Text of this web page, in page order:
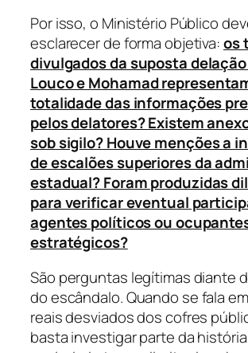
Por isso, o Ministério Público
esclarecer de forma objetiva:os
divulgados da suposta
Louco e Mohamad
totalidade das informações
pelos delatores? Existem
sob sigilo? Houve menções a
de escalões superiores da
estadual? Foram produzidas
para verificar eventual
agentes políticos ou
estratégicos?
São perguntas legítimas diante
do escândalo. Quando se fala
reais desviados dos cofres
basta investigar parte da